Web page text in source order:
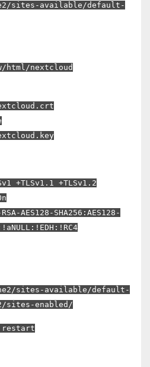
sites-available/default-
html/nextcloud
+TLSv1.1 +TLSv1.2
AES128-SHA256:AES128-
sites-available/default-
sites-enabled/
restart